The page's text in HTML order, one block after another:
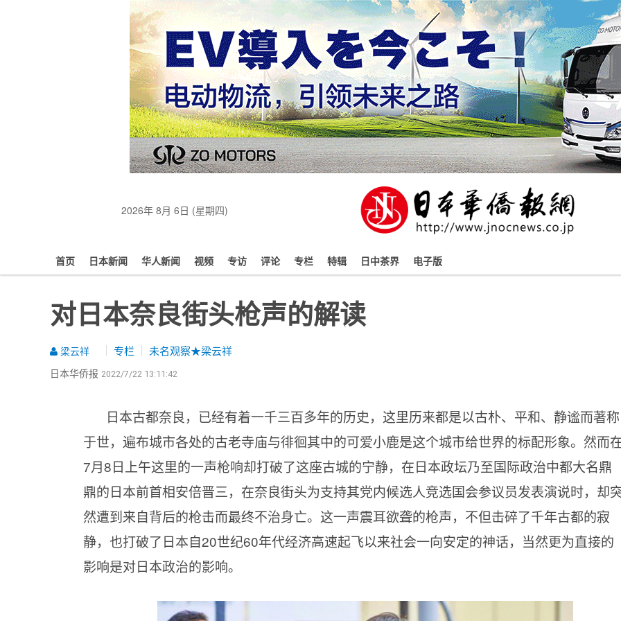
2026年 8月 6日 (星期四)
首页 日本新闻 华人新闻 视频 专访 评论 专栏 特辑 日中茶界 电子版
对日本奈良街头枪声的解读
梁云祥 专栏 未名观察★梁云祥
日本华侨报 2022/7/22 13:11:42
日本古都奈良，已经有着一千三百多年的历史，这里历来都是以古朴、平和、静谧而著称
于世，遍布城市各处的古老寺庙与徘徊其中的可爱小鹿是这个城市给世界的标配形象。然而
7月8日上午这里的一声枪响却打破了这座古城的宁静，在日本政坛乃至国际政治中都大名鼎
鼎的日本前首相安倍晋三，在奈良街头为支持其党内候选人竞选国会参议员发表演说时，却
然遭到来自背后的枪击而最终不治身亡。这一声震耳欲聋的枪声，不但击碎了千年古都的寂
静，也打破了日本自20世纪60年代经济高速起飞以来社会一向安定的神话，当然更为直接的
影响是对日本政治的影响。